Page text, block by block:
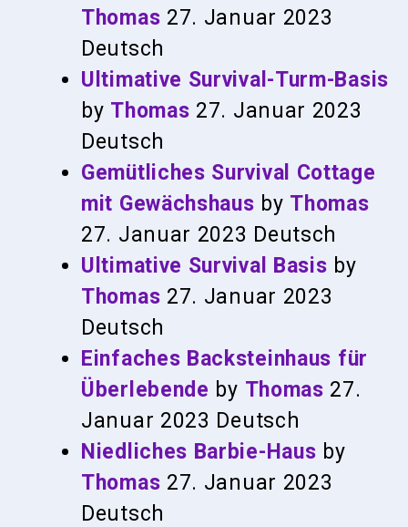
Thomas 27. Januar 2023
Deutsch
Ultimative Survival-Turm-Basis
by Thomas 27. Januar 2023
Deutsch
Gemütliches Survival Cottage
mit Gewächshaus by Thomas
27. Januar 2023 Deutsch
Ultimative Survival Basis by
Thomas 27. Januar 2023
Deutsch
Einfaches Backsteinhaus für
Überlebende by Thomas 27.
Januar 2023 Deutsch
Niedliches Barbie-Haus by
Thomas 27. Januar 2023
Deutsch